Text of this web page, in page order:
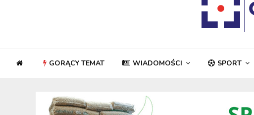
GORĄCY TEMAT WIADOMOŚCI SPORT